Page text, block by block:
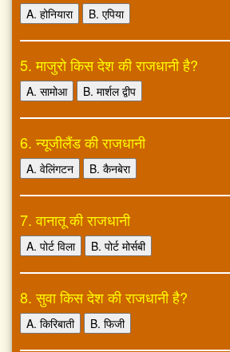
A. होनियारा B. एपिया
5. माजुरो किस देश की राजधानी है?
A. सामोआ B. मार्शल द्वीप
6. न्यूजीलैंड की राजधानी
A. वेलिंगटन B. कैनबेरा
7. वानातू की राजधानी
A. पोर्ट विला B. पोर्ट मोर्सबी
8. सुवा किस देश की राजधानी है?
A. किरिबाती B. फिजी